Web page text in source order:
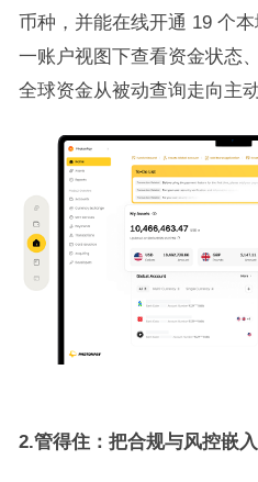
币种，并能在线开通 19 个
一账户视图下查看资金状态
全球资金从被动查询走向主动
2.管得住：把合规与风控嵌